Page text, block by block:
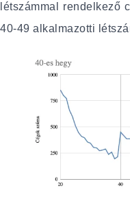
létszámmal rendelkező
40-49 alkalmazotti